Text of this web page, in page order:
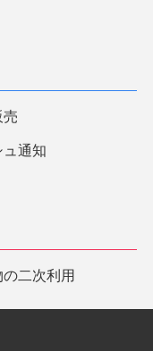
売
ュ通知
二次利用